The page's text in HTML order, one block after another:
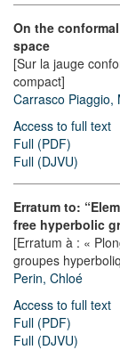
On the
space
[Sur la jauge
compact]
Carrasco Piaggio,
Access to full text
Full (PDF)
Full (DJVU)
Erratum to:
free hyperbolic
[Erratum à : «
groupes
Perin, Chloé
Access to full text
Full (PDF)
Full (DJVU)